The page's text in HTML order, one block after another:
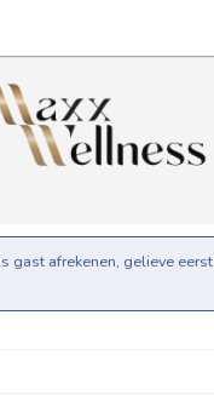
gast afrekenen, gelieve eerst